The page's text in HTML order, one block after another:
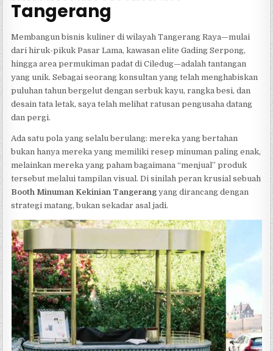
Tangerang
Membangun bisnis kuliner di wilayah Tangerang Raya—mulai
dari hiruk-pikuk Pasar Lama, kawasan elite Gading Serpong,
hingga area permukiman padat di Ciledug—adalah tantangan
yang unik. Sebagai seorang konsultan yang telah menghabiskan
puluhan tahun bergelut dengan serbuk kayu, rangka besi, dan
desain tata letak, saya telah melihat ratusan pengusaha datang
dan pergi.
Ada satu pola yang selalu berulang: mereka yang bertahan
bukan hanya mereka yang memiliki resep minuman paling enak,
melainkan mereka yang paham bagaimana “menjual” produk
tersebut melalui tampilan visual. Di sinilah peran krusial sebuah
Booth Minuman Kekinian Tangerang yang dirancang dengan
strategi matang, bukan sekadar asal jadi.